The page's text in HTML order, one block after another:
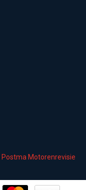
Postma Motorenrevisie